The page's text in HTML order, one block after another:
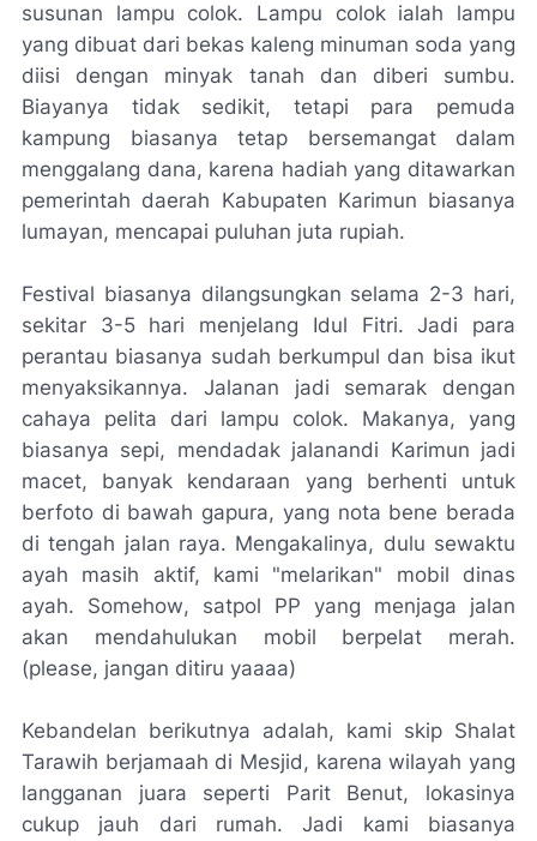
susunan lampu colok. Lampu colok ialah lampu
yang dibuat dari bekas kaleng minuman soda yang
diisi dengan minyak tanah dan diberi sumbu.
Biayanya tidak sedikit, tetapi para pemuda
kampung biasanya tetap bersemangat dalam
menggalang dana, karena hadiah yang ditawarkan
pemerintah daerah Kabupaten Karimun biasanya
lumayan, mencapai puluhan juta rupiah.
Festival biasanya dilangsungkan selama 2-3 hari,
sekitar 3-5 hari menjelang Idul Fitri. Jadi para
perantau biasanya sudah berkumpul dan bisa ikut
menyaksikannya. Jalanan jadi semarak dengan
cahaya pelita dari lampu colok. Makanya, yang
biasanya sepi, mendadak jalanandi Karimun jadi
macet, banyak kendaraan yang berhenti untuk
berfoto di bawah gapura, yang nota bene berada
di tengah jalan raya. Mengakalinya, dulu sewaktu
ayah masih aktif, kami "melarikan" mobil dinas
ayah. Somehow, satpol PP yang menjaga jalan
akan mendahulukan mobil berpelat merah.
(please, jangan ditiru yaaaa)
Kebandelan berikutnya adalah, kami skip Shalat
Tarawih berjamaah di Mesjid, karena wilayah yang
langganan juara seperti Parit Benut, lokasinya
cukup jauh dari rumah. Jadi kami biasanya